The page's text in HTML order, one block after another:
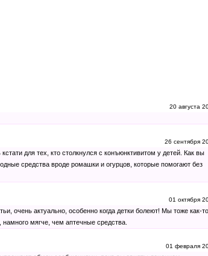
20 августа
26 сентября
для тех, кто столкнулся с конъюнктивитом у детей. Как вы
средства вроде ромашки и огурцов, которые помогают без
01 октября
очень актуально, особенно когда детки болеют! Мы тоже как-то
мягче, чем аптечные средства.
01 февраля